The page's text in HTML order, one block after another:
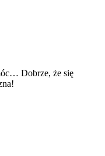
Dobrze, że się